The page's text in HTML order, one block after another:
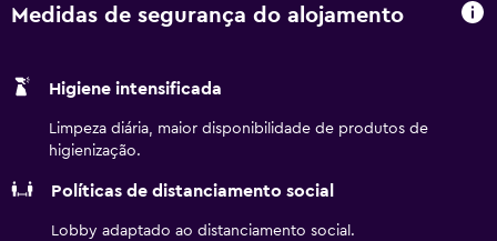
Poderá encontrar um centro de fitness no hotel,
opção para todos os tipos de viajantes. A receção está
aberta 24 horas por dia e há uma sala de reuniões
disponível. Os serviços do hotel incluem ainda serviço de
limusina e assistência com excursões e reserva de
Medidas de segurança do alojamento
Higiene intensificada
Limpeza diária, maior disponibilidade de produtos de
higienização.
Políticas de distanciamento social
Lobby adaptado ao distanciamento social.